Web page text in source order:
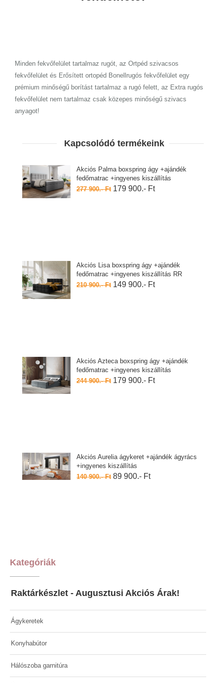
Minden fekvőfelület tartalmaz rugót, az Ortpéd szivacsos
fekvőfelület és Erősített ortopéd Bonellrugós fekvőfelület egy
prémium minőségű borítást tartalmaz a rugó felett, az Extra rugós
fekvőfelület nem tartalmaz csak közepes minőségű szivacs
anyagot!
Kapcsolódó termékeink
Akciós Palma boxspring ágy +ajándék
fedőmatrac +ingyenes kiszállítás
277 900.- Ft179 900.- Ft
Akciós Lisa boxspring ágy +ajándék
fedőmatrac +ingyenes kiszállítás RR
210 900.- Ft149 900.- Ft
Akciós Azteca boxspring ágy +ajándék
fedőmatrac +ingyenes kiszállítás
244 900.- Ft179 900.- Ft
Akciós Aurelia ágykeret +ajándék ágyrács
+ingyenes kiszállítás
140 900.- Ft89 900.- Ft
Kategóriák
Raktárkészlet - Augusztusi Akciós Árak!
Ágykeretek
Konyhabútor
Hálószoba garnitúra